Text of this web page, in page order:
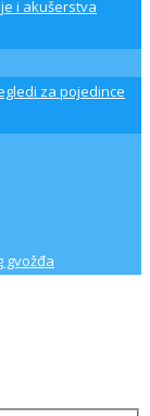
i akušerstva
za pojedince
gvožđa